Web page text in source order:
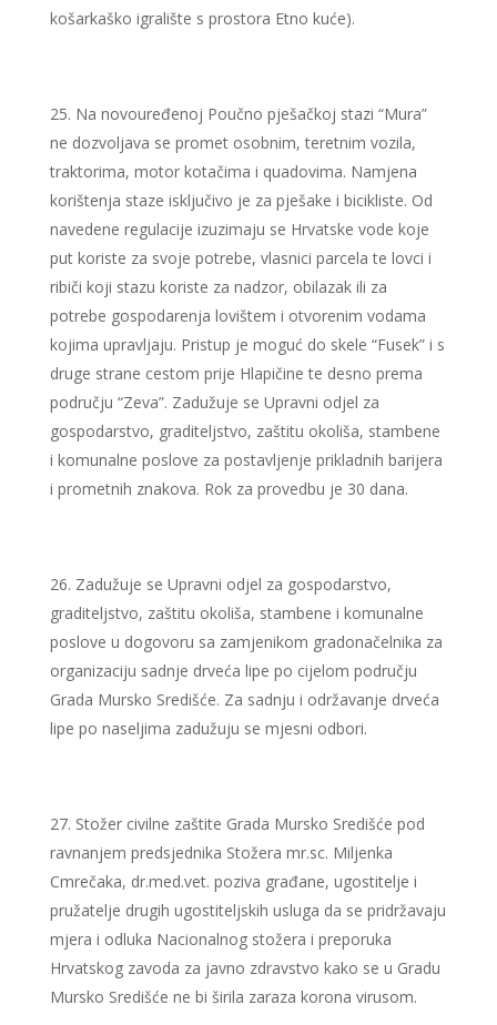
košarkaško igralište s prostora Etno kuće).
Na novouređenoj Poučno pješačkoj stazi “Mura”
ne dozvoljava se promet osobnim, teretnim vozila,
traktorima, motor kotačima i quadovima. Namjena
korištenja staze isključivo je za pješake i bicikliste. Od
navedene regulacije izuzimaju se Hrvatske vode koje
put koriste za svoje potrebe, vlasnici parcela te lovci i
ribiči koji stazu koriste za nadzor, obilazak ili za
potrebe gospodarenja lovištem i otvorenim vodama
kojima upravljaju. Pristup je moguć do skele “Fusek” i s
druge strane cestom prije Hlapičine te desno prema
području “Zeva”. Zadužuje se Upravni odjel za
gospodarstvo, graditeljstvo, zaštitu okoliša, stambene
i komunalne poslove za postavljenje prikladnih barijera
i prometnih znakova. Rok za provedbu je 30 dana.
Zadužuje se Upravni odjel za gospodarstvo,
graditeljstvo, zaštitu okoliša, stambene i komunalne
poslove u dogovoru sa zamjenikom gradonačelnika za
organizaciju sadnje drveća lipe po cijelom području
Grada Mursko Središće. Za sadnju i održavanje drveća
lipe po naseljima zadužuju se mjesni odbori.
Stožer civilne zaštite Grada Mursko Središće pod
ravnanjem predsjednika Stožera mr.sc. Miljenka
Cmrečaka, dr.med.vet. poziva građane, ugostitelje i
pružatelje drugih ugostiteljskih usluga da se pridržavaju
mjera i odluka Nacionalnog stožera i preporuka
Hrvatskog zavoda za javno zdravstvo kako se u Gradu
Mursko Središće ne bi širila zaraza korona virusom.